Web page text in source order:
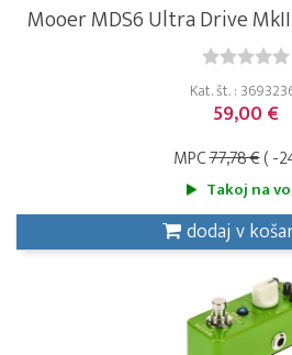
Mooer MDS6 Ultra Drive
Kat. št. :
59,00 €
MPC77,78 €( -
Takoj na
dodaj v